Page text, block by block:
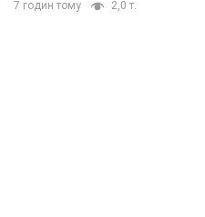
7 годин тому 2,0 т.